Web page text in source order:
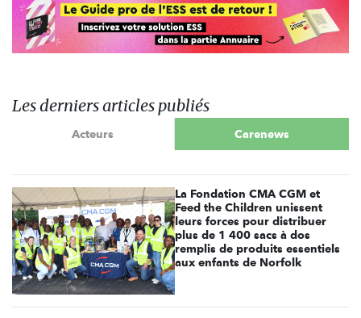
Les derniers articles publiés
Acteurs Carenews
La Fondation CMA CGM et
Feed the Children unissent
leurs forces pour distribuer
plus de 1 400 sacs à dos
remplis de produits essentiels
aux enfants de Norfolk